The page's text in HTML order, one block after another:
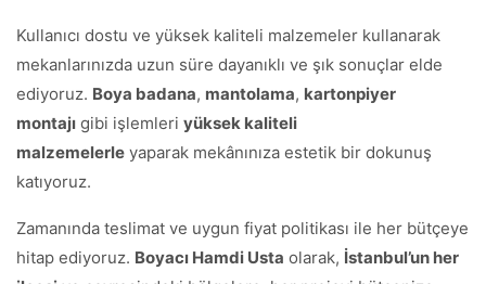
Kullanıcı dostu ve yüksek kaliteli malzemeler kullanarak
mekanlarınızda uzun süre dayanıklı ve şık sonuçlar elde
ediyoruz. Boya badana, mantolama, kartonpiyer
montajı gibi işlemleri yüksek kaliteli
malzemelerle yaparak mekânınıza estetik bir dokunuş
katıyoruz.
Zamanında teslimat ve uygun fiyat politikası ile her bütçeye
hitap ediyoruz. Boyacı Hamdi Usta olarak, İstanbul’un her